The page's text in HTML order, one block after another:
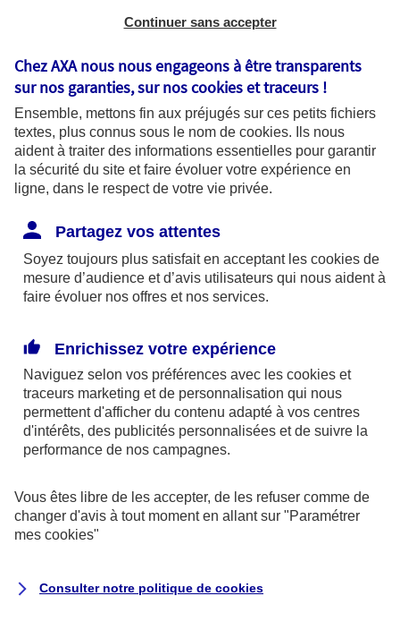
Sièges sociaux : 313 Terrasses de l’Arche –
Coordonnées de l'Autorité de contrôle
prudentiel et de résolution (ACPR) : - 4
Place de Budapest - CS 92459 - 75436
Paris Cedex 09. Le détail des procédures de
recours et de réclamation et les
disponibles sur le site axa.fr.
AXA France IARD et AXA France Vie sont
mandataires exclusifs en opérations de
246 et n°13 005 764 (consultable
surwww.orias.fr)
AXA Assistance France Assurances,
S.A au capital de 51 429 430,40 €,
Siège social :
8-10, rue Paul Vaillant Couturier
Continuer sans accepter
Chez AXA nous nous engageons à être transparents
sur nos garanties, sur noscookies et traceurs !
Ensemble, mettons fin aux préjugés sur ces petits fichiers
textes, plus connus sous le nom de cookies. Ils nous
aident à traiter des informations essentielles pour garantir
la sécurité du site et faire évoluer votre expérience en
ligne, dans le respect de votre vie privée.
Partagez vos attentes
Soyez toujours plus satisfait en acceptant les cookies de
mesure d’audience et d’avis utilisateurs qui nous aident à
faire évoluer nos offres et nos services.
Enrichissez votre expérience
Naviguez selon vos préférences avec les cookies et
traceurs marketing et de personnalisation qui nous
permettent d'afficher du contenu adapté à vos centres
d'intérêts, des publicités personnalisées et de suivre la
performance de nos campagnes.
Vous êtes libre de les accepter, de les refuser comme de
changer d'avis à tout moment en allant sur "Paramétrer
mes cookies"
Consulter notre politique de cookies